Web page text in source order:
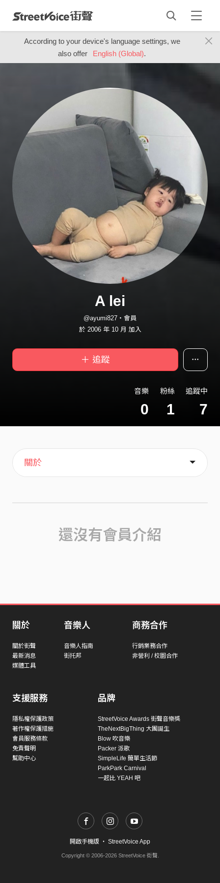
According to your device's language settings, we
also offer
English (Global).
A lei
@ayumi827・會員
於 2006 年 10 月 加入
＋ 追蹤
音樂
0
粉絲
1
追蹤中
7
主頁
歌單
喜歡
關於
還沒有會員介紹
關於
關於街聲
最新消息
媒體工具
音樂人
音樂人指南
街托邦
商務合作
行銷業務合作
非營利 / 校園合作
支援服務
隱私權保護政策
著作權保護措施
會員服務條款
免責聲明
幫助中心
品牌
StreetVoice Awards 街聲音樂獎
TheNextBigThing 大團誕生
Blow 吹音樂
Packer 派歌
SimpleLife 簡單生活節
ParkPark Carnival
一起比 YEAH 吧
開啟手機版 ・ StreetVoice App
Copyright © 2006-2026 StreetVoice 街聲.